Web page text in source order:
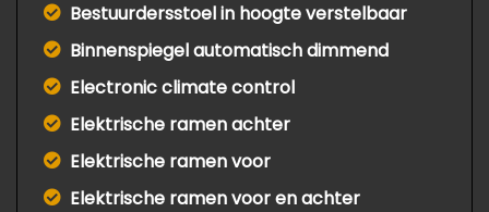
Bestuurdersstoel in hoogte verstelbaar
Binnenspiegel automatisch dimmend
Electronic climate control
Elektrische ramen achter
Elektrische ramen voor
Elektrische ramen voor en achter